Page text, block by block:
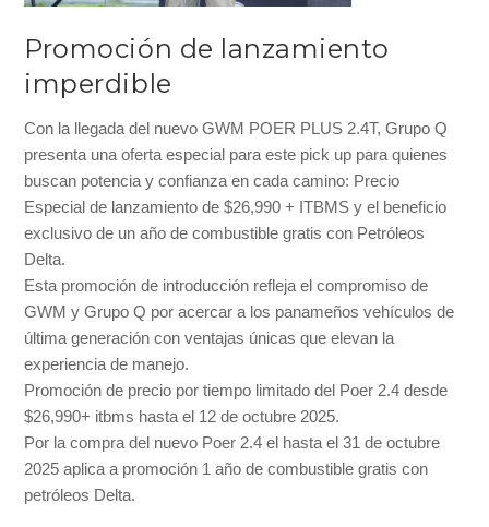
Promoción de lanzamiento
imperdible
Con la llegada del nuevo GWM POER PLUS 2.4T, Grupo Q
presenta una oferta especial para este pick up para quienes
buscan potencia y confianza en cada camino: Precio
Especial de lanzamiento de $26,990 + ITBMS y el beneficio
exclusivo de un año de combustible gratis con Petróleos
Delta.
Esta promoción de introducción refleja el compromiso de
GWM y Grupo Q por acercar a los panameños vehículos de
última generación con ventajas únicas que elevan la
experiencia de manejo.
Promoción de precio por tiempo limitado del Poer 2.4 desde
$26,990+ itbms hasta el 12 de octubre 2025.
Por la compra del nuevo Poer 2.4 el hasta el 31 de octubre
2025 aplica a promoción 1 año de combustible gratis con
petróleos Delta.